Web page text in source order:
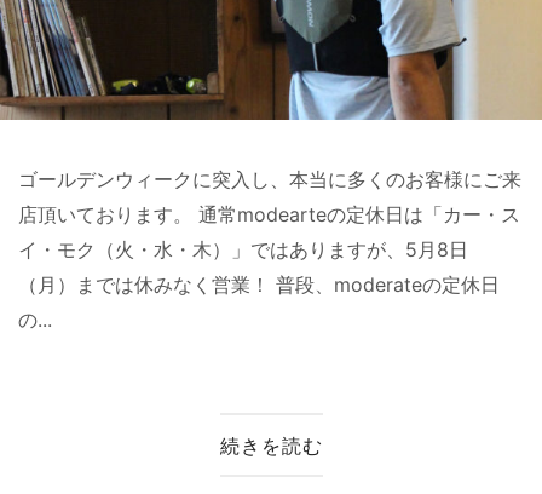
ゴールデンウィークに突入し、本当に多くのお客様にご来
店頂いております。 通常modearteの定休日は「カー・ス
イ・モク（火・水・木）」ではありますが、5月8日
（月）までは休みなく営業！ 普段、moderateの定休日
の...
続きを読む